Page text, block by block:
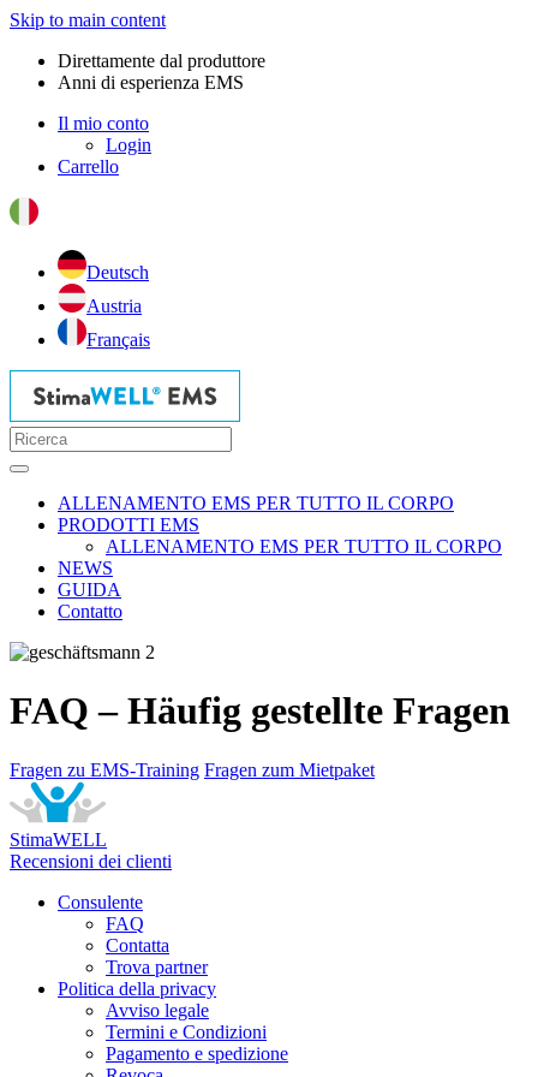
Skip to main content
Direttamente dal produttore
Anni di esperienza EMS
Il mio conto
Login
Carrello
Deutsch
Austria
Français
ALLENAMENTO EMS PER TUTTO IL CORPO
PRODOTTI EMS
ALLENAMENTO EMS PER TUTTO IL CORPO
NEWS
GUIDA
Contatto
FAQ – Häufig gestellte Fragen
Fragen zu EMS-Training Fragen zum Mietpaket
StimaWELL
Recensioni dei clienti
Consulente
FAQ
Contatta
Trova partner
Politica della privacy
Avviso legale
Termini e Condizioni
Pagamento e spedizione